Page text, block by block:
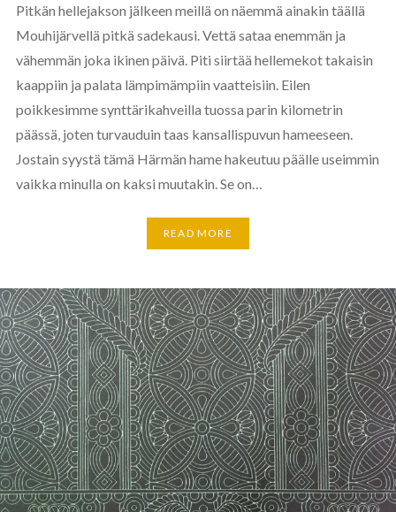
Pitkän hellejakson jälkeen meillä on näemmä ainakin täällä
Mouhijärvellä pitkä sadekausi. Vettä sataa enemmän ja
vähemmän joka ikinen päivä. Piti siirtää hellemekot takaisin
kaappiin ja palata lämpimämpiin vaatteisiin. Eilen
poikkesimme synttärikahveilla tuossa parin kilometrin
päässä, joten turvauduin taas kansallispuvun hameeseen.
Jostain syystä tämä Härmän hame hakeutuu päälle useimmin
vaikka minulla on kaksi muutakin. Se on…
READ MORE